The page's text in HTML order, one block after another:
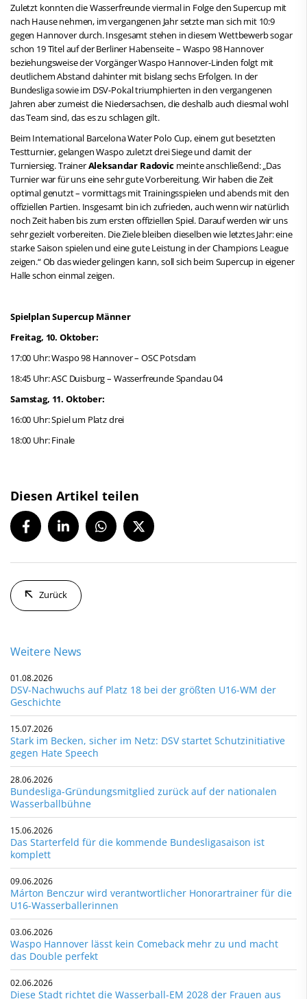
Zuletzt konnten die Wasserfreunde viermal in Folge den Supercup mit
nach Hause nehmen, im vergangenen Jahr setzte man sich mit 10:9
gegen Hannover durch. Insgesamt stehen in diesem Wettbewerb sogar
schon 19 Titel auf der Berliner Habenseite – Waspo 98 Hannover
beziehungsweise der Vorgänger Waspo Hannover-Linden folgt mit
deutlichem Abstand dahinter mit bislang sechs Erfolgen. In der
Bundesliga sowie im DSV-Pokal triumphierten in den vergangenen
Jahren aber zumeist die Niedersachsen, die deshalb auch diesmal wohl
das Team sind, das es zu schlagen gilt.
Beim International Barcelona Water Polo Cup, einem gut besetzten
Testturnier, gelangen Waspo zuletzt drei Siege und damit der
Turniersieg. TrainerAleksandar Radovicmeinte anschließend: „Das
Turnier war für uns eine sehr gute Vorbereitung. Wir haben die Zeit
optimal genutzt – vormittags mit Trainingsspielen und abends mit den
offiziellen Partien. Insgesamt bin ich zufrieden, auch wenn wir natürlich
noch Zeit haben bis zum ersten offiziellen Spiel. Darauf werden wir uns
sehr gezielt vorbereiten. Die Ziele bleiben dieselben wie letztes Jahr: eine
starke Saison spielen und eine gute Leistung in der Champions League
zeigen.“ Ob das wieder gelingen kann, soll sich beim Supercup in eigener
Halle schon einmal zeigen.
Spielplan Supercup Männer
Freitag, 10. Oktober:
17:00 Uhr: Waspo 98 Hannover – OSC Potsdam
18:45 Uhr: ASC Duisburg – Wasserfreunde Spandau 04
Samstag, 11. Oktober:
16:00 Uhr: Spiel um Platz drei
18:00 Uhr: Finale
Diesen Artikel teilen
Zurück
Weitere News
01.08.2026
DSV-Nachwuchs auf Platz 18 bei der größten U16-WM der
Geschichte
15.07.2026
Stark im Becken, sicher im Netz: DSV startet Schutzinitiative
gegen Hate Speech
28.06.2026
Bundesliga-Gründungsmitglied zurück auf der nationalen
Wasserballbühne
15.06.2026
Das Starterfeld für die kommende Bundesligasaison ist
komplett
09.06.2026
Márton Benczur wird verantwortlicher Honorartrainer für die
U16-Wasserballerinnen
03.06.2026
Waspo Hannover lässt kein Comeback mehr zu und macht
das Double perfekt
02.06.2026
Diese Stadt richtet die Wasserball-EM 2028 der Frauen aus